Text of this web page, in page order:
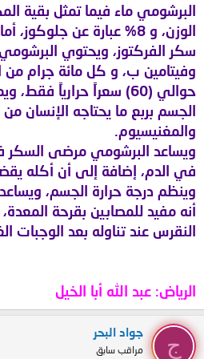
الوزن، و 8% عبارة عن
سكر الفركتوز، ويحتوي
وفيتامين ب، و كل مائة جرام
حوالي (60) سعراً حرارياً
الجسم بربع ما يحتاجه الإنسان من
والمغنيسيوم.
ويساعد البرشومي مرضى السكر
في الدم، إضافة إلى أن أكله
وينظم درجة حرارة الجسم،
أنه مفيد للمصابين بقرحة
النقرس عند تناوله بعد الوجبات
الرياض: عبد الله أبا الخيل
ج
جواد البحر
مراقب سابق